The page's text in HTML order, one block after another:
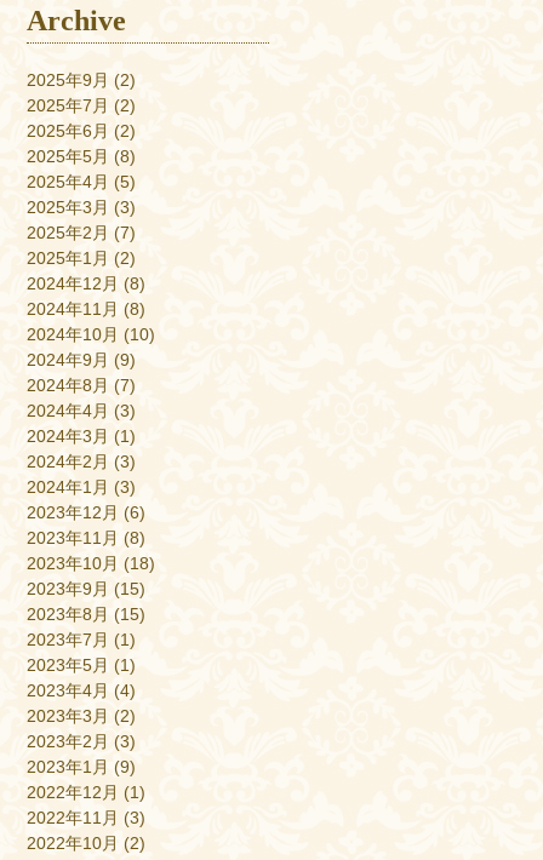
Archive
2025年9月 (2)
2025年7月 (2)
2025年6月 (2)
2025年5月 (8)
2025年4月 (5)
2025年3月 (3)
2025年2月 (7)
2025年1月 (2)
2024年12月 (8)
2024年11月 (8)
2024年10月 (10)
2024年9月 (9)
2024年8月 (7)
2024年4月 (3)
2024年3月 (1)
2024年2月 (3)
2024年1月 (3)
2023年12月 (6)
2023年11月 (8)
2023年10月 (18)
2023年9月 (15)
2023年8月 (15)
2023年7月 (1)
2023年5月 (1)
2023年4月 (4)
2023年3月 (2)
2023年2月 (3)
2023年1月 (9)
2022年12月 (1)
2022年11月 (3)
2022年10月 (2)